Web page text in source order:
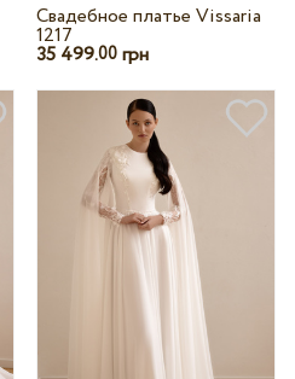
Свадебное платье Vissaria
1217
35 499.00 грн